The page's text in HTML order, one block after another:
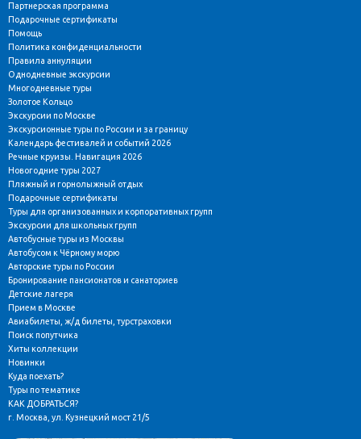
Партнерская программа
Подарочные сертификаты
Помощь
Политика конфиденциальности
Правила аннуляции
Однодневные экскурсии
Многодневные туры
Золотое Кольцо
Экскурсии по Москве
Экскурсионные туры по России и за границу
Календарь фестивалей и событий 2026
Речные круизы. Навигация 2026
Новогодние туры 2027
Пляжный и горнолыжный отдых
Подарочные сертификаты
Туры для организованных и корпоративных групп
Экскурсии для школьных групп
Автобусные туры из Москвы
Автобусом к Чёрному морю
Авторские туры по России
Бронирование пансионатов и санаториев
Детские лагеря
Прием в Москве
Авиабилеты, ж/д билеты, турстраховки
Поиск попутчика
Хиты коллекции
Новинки
Куда поехать?
Туры по тематике
КАК ДОБРАТЬСЯ?
г. Москва, ул. Кузнецкий мост 21/5